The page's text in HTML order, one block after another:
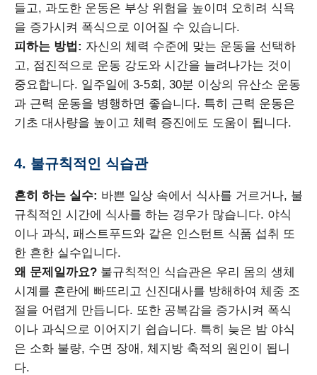
들고, 과도한 운동은 부상 위험을 높이며 오히려 식욕
을 증가시켜 폭식으로 이어질 수 있습니다.
피하는 방법: 자신의 체력 수준에 맞는 운동을 선택하
고, 점진적으로 운동 강도와 시간을 늘려나가는 것이
중요합니다. 일주일에 3-5회, 30분 이상의 유산소 운동
과 근력 운동을 병행하면 좋습니다. 특히 근력 운동은
기초 대사량을 높이고 체력 증진에도 도움이 됩니다.
4. 불규칙적인 식습관
흔히 하는 실수: 바쁜 일상 속에서 식사를 거르거나, 불
규칙적인 시간에 식사를 하는 경우가 많습니다. 야식
이나 과식, 패스트푸드와 같은 인스턴트 식품 섭취 또
한 흔한 실수입니다.
왜 문제일까요? 불규칙적인 식습관은 우리 몸의 생체
시계를 혼란에 빠뜨리고 신진대사를 방해하여 체중 조
절을 어렵게 만듭니다. 또한 공복감을 증가시켜 폭식
이나 과식으로 이어지기 쉽습니다. 특히 늦은 밤 야식
은 소화 불량, 수면 장애, 체지방 축적의 원인이 됩니
다.